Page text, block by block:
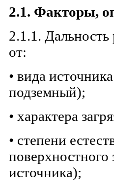
2.1. Факторы,
2.1.1. Дальность
от:
• вида
подземный);
• характера
• степени
поверхностного
источника);